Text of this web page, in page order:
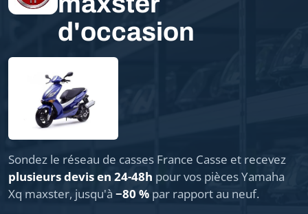
d'occasion
Sondez le réseau de casses France Casse et recevez
plusieurs devis en 24-48h pour vos pièces Yamaha
Xq maxster, jusqu'à −80 % par rapport au neuf.